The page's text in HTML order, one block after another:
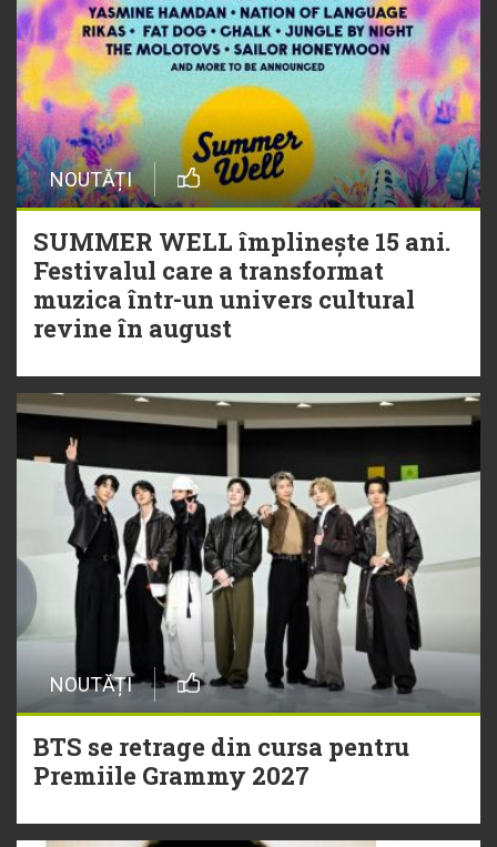
NOUTĂȚI
SUMMER WELL împlinește 15 ani.
Festivalul care a transformat
muzica într-un univers cultural
revine în august
NOUTĂȚI
BTS se retrage din cursa pentru
Premiile Grammy 2027